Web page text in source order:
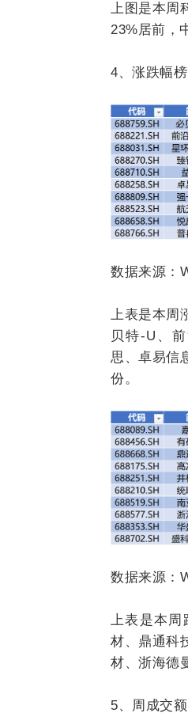
上图是本周
23%居前，
4、涨跌幅榜
数据来源：
上表是本
贝特-U、
思、卓易信
份。
数据来源：
上表是本周
材、鼎通科
材、浙海德
5、周成交额